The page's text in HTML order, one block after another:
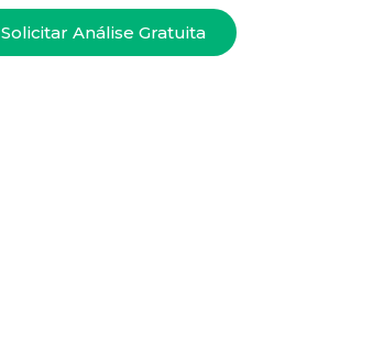
Solicitar Análise Gratuita